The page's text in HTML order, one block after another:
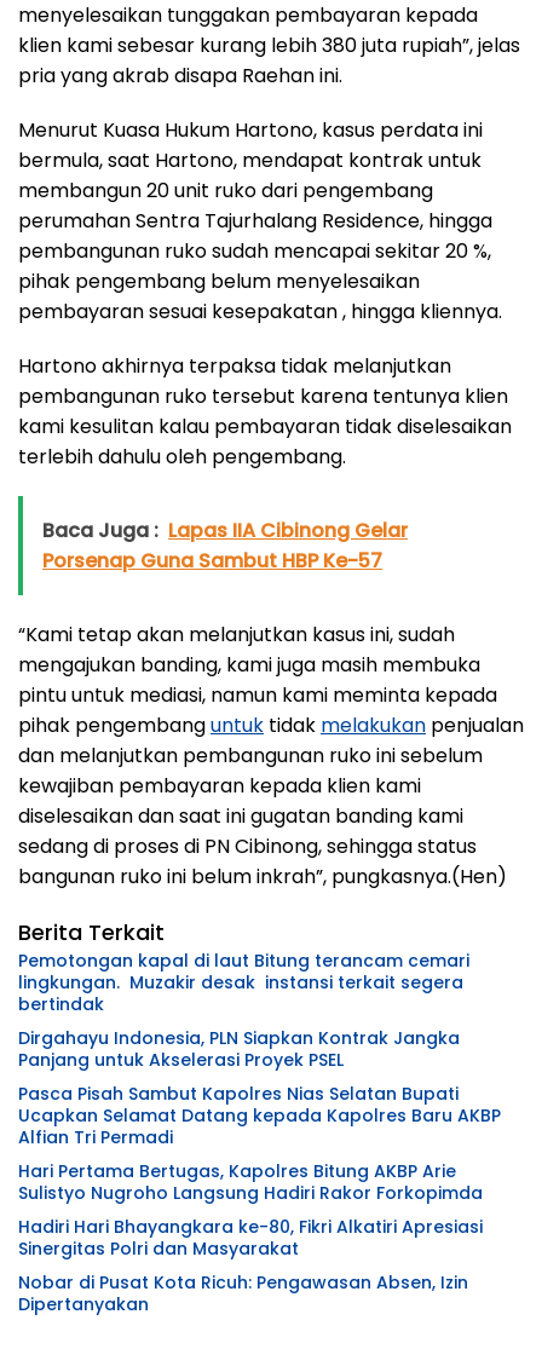
menyelesaikan tunggakan pembayaran kepada
klien kami sebesar kurang lebih 380 juta rupiah”, jelas
pria yang akrab disapa Raehan ini.
Menurut Kuasa Hukum Hartono, kasus perdata ini
bermula, saat Hartono, mendapat kontrak untuk
membangun 20 unit ruko dari pengembang
perumahan Sentra Tajurhalang Residence, hingga
pembangunan ruko sudah mencapai sekitar 20 %,
pihak pengembang belum menyelesaikan
pembayaran sesuai kesepakatan , hingga kliennya.
Hartono akhirnya terpaksa tidak melanjutkan
pembangunan ruko tersebut karena tentunya klien
kami kesulitan kalau pembayaran tidak diselesaikan
terlebih dahulu oleh pengembang.
Baca Juga : Lapas IIA Cibinong Gelar
Porsenap Guna Sambut HBP Ke-57
“Kami tetap akan melanjutkan kasus ini, sudah
mengajukan banding, kami juga masih membuka
pintu untuk mediasi, namun kami meminta kepada
pihak pengembanguntuk tidak melakukan penjualan
dan melanjutkan pembangunan ruko ini sebelum
kewajiban pembayaran kepada klien kami
diselesaikan dan saat ini gugatan banding kami
sedang di proses di PN Cibinong, sehingga status
bangunan ruko ini belum inkrah”, pungkasnya.(Hen)
Berita Terkait
Pemotongan kapal di laut Bitung terancam cemari
lingkungan. Muzakir desak instansi terkait segera
bertindak
Dirgahayu Indonesia, PLN Siapkan Kontrak Jangka
Panjang untuk Akselerasi Proyek PSEL
Pasca Pisah Sambut Kapolres Nias Selatan Bupati
Ucapkan Selamat Datang kepada Kapolres Baru AKBP
Alfian Tri Permadi
Hari Pertama Bertugas, Kapolres Bitung AKBP Arie
Sulistyo Nugroho Langsung Hadiri Rakor Forkopimda
Hadiri Hari Bhayangkara ke-80, Fikri Alkatiri Apresiasi
Sinergitas Polri dan Masyarakat
Nobar di Pusat Kota Ricuh: Pengawasan Absen, Izin
Dipertanyakan